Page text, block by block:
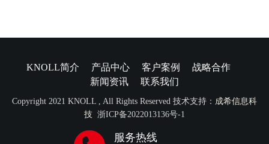
KNOLL简介 产品中心 客户案例
战略合作
新闻资讯
联系我们
Copyright 2021 KNOLL , All Rights Reserved 技术支持： 成希信息科
技 浙ICP备2022013136号-1
服务热线